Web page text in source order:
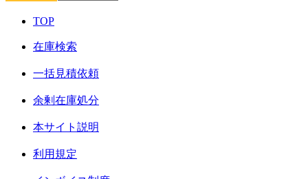
TOP
在庫検索
一括見積依頼
余剰在庫処分
本サイト説明
利用規定